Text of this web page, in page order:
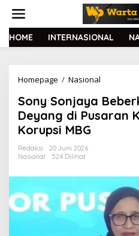
t
HOME INTERNASIONAL
Homepage / Nasional
n
y
S
y
B
e
b
Sony Sonjaya
Deyang di Pusaran
Korupsi MBG
Redaksi
20 Juni 2026
Nasional
524 Dilihat